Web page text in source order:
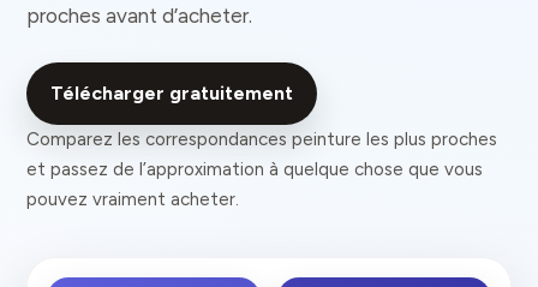
proches avant d’acheter.
Télécharger gratuitement
Comparez les correspondances peinture les plus proches
et passez de l’approximation à quelque chose que vous
pouvez vraiment acheter.